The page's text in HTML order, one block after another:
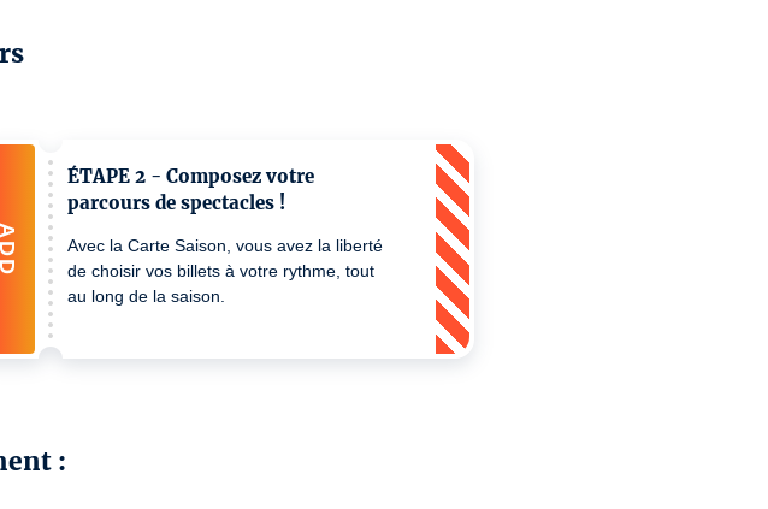
ÉTAPE 2 - Composez votre
parcours de spectacles !
Avec la Carte Saison, vous avez la liberté
de choisir vos billets à votre rythme, tout
au long de la saison.
ADD
: